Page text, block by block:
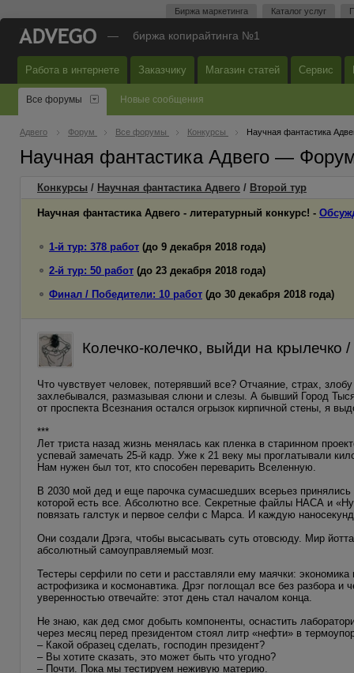
Биржа маркетинга Каталог услуг
— биржа копирайтинга №1
Работа в интернете Заказчику Магазин статей Сервис
Все форумы Новые сообщения
Адвего Форум Все форумы Конкурсы Научная фантастика
Научная фантастика Адвего —
Конкурсы / Научная фантастика Адвего / Второй тур
Научная фантастика Адвего - литературный конкурс! -
1-й тур: 378 работ (до 9 декабря 2018 года)
2-й тур: 50 работ (до 23 декабря 2018 года)
Финал / Победители: 10 работ (до 30 декабря 2018 года)
Колечко-колечко, выйди на
Что чувствует человек, потерявший все? Отчаяние, страх,
захлебывался, размазывая слюни и слезы. А бывший Город
от проспекта Всезнания остался огрызок кирпичной стены, я
***
Лет триста назад жизнь менялась как пленка в старинном
успевай замечать 25-й кадр. Уже к 21 веку мы проглатывали
Нам нужен был тот, кто способен переварить Вселенную.
В 2030 мой дед и еще парочка сумасшедших всерьез принялись
которой есть все. Абсолютно все. Секретные файлы НАСА и
повязать галстук и первое селфи с Марса. И каждую
Они создали Дрэга, чтобы высасывать суть отовсюду. Мир
абсолютный самоуправляемый мозг.
Тестеры серфили по сети и расставляли ему маячки:
астрофизика и космонавтика. Дрэг поглощал все без разбора
уверенностью отвечайте: этот день стал началом конца.
Не знаю, как дед смог добыть компоненты, оснастить
через месяц перед президентом стоял литр «нефти» в
– Какой образец сделать, господин президент?
– Вы хотите сказать, это может быть что угодно?
– Почти. Пока мы тестируем неживую материю.